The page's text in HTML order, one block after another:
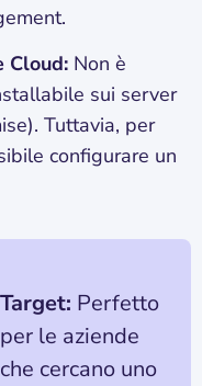
Cloud: Non è
sui server
Tuttavia, per
configurare un
Target: Perfetto
per le aziende
che cercano uno